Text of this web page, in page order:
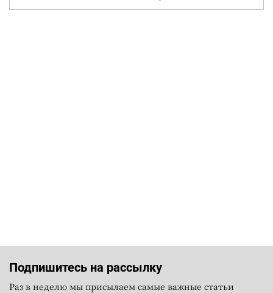
Подпишитесь на рассылку
Раз в неделю мы присылаем самые важные статьи